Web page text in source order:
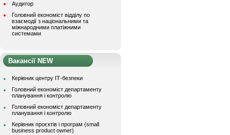
Аудитор
Головний економіст відділу по
взаємодії з національними та
міжнародними платіжними
системами
Вакансії NEW
Керівник центру ІТ-безпеки
Головний економіст департаменту
планування і контролю
Головний економіст департаменту
планування і контролю
Керівник проєктів і програм (small
business product owner)